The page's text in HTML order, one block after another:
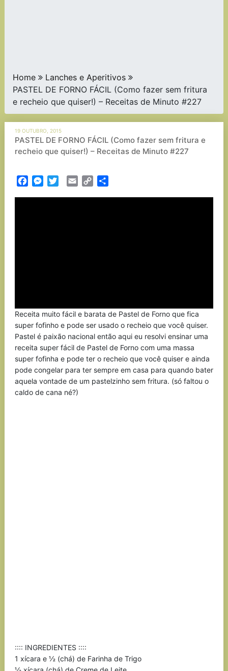
Home
Lanches e Aperitivos
PASTEL DE FORNO FÁCIL (Como fazer sem fritura
e recheio que quiser!) – Receitas de Minuto #227
19 OUTUBRO, 2015
PASTEL DE FORNO FÁCIL (Como fazer sem fritura e
recheio que quiser!) – Receitas de Minuto #227
FacebookMessenger
TwitterEmail Copy
Receita muito fácil e barata de Pastel de Forno que fica
super fofinho e pode ser usado o recheio que você quiser.
Pastel é paixão nacional então aqui eu resolvi ensinar uma
receita super fácil de Pastel de Forno com uma massa
super fofinha e pode ter o recheio que você quiser e ainda
pode congelar para ter sempre em casa para quando bater
aquela vontade de um pastelzinho sem fritura. (só faltou o
caldo de cana né?)
:::: INGREDIENTES ::::
1 xícara e ½ (chá) de Farinha de Trigo